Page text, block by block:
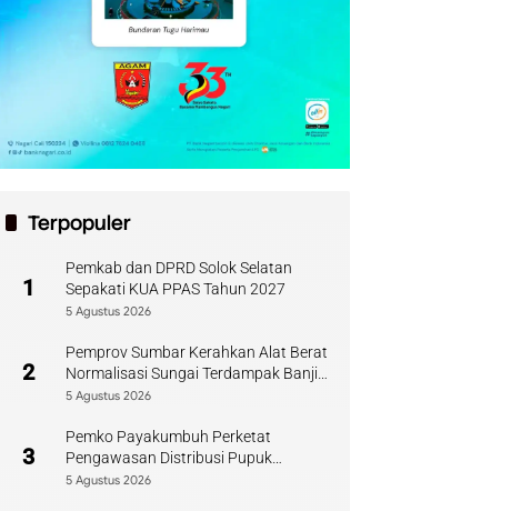
Terpopuler
1
Pemkab dan DPRD Solok Selatan
Sepakati KUA PPAS Tahun 2027
5 Agustus 2026
2
Pemprov Sumbar Kerahkan Alat Berat
Normalisasi Sungai Terdampak Banjir
Kuranji
5 Agustus 2026
3
Pemko Payakumbuh Perketat
Pengawasan Distribusi Pupuk
Bersubsidi bagi Petani Lokal
5 Agustus 2026